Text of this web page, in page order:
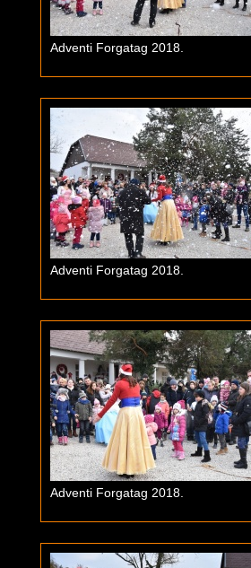
Adventi Forgatag 2018.
Adventi Forgatag 2018.
Adventi Forgatag 2018.